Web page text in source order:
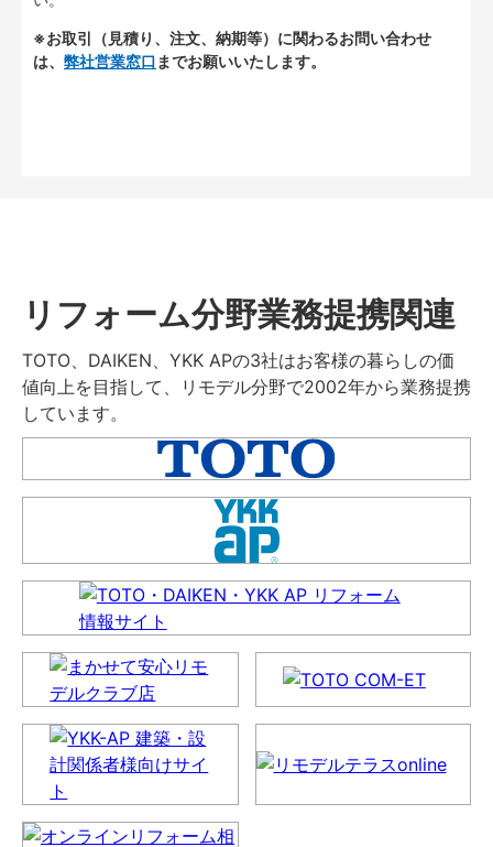
※お取引（見積り、注文、納期等）に関わるお問い合わせ
は、 弊社営業窓口 までお願いいたします。
リフォーム分野業務提携関連
TOTO、DAIKEN、YKK APの3社はお客様の暮らしの価
値向上を目指して、リモデル分野で2002年から業務提携
しています。